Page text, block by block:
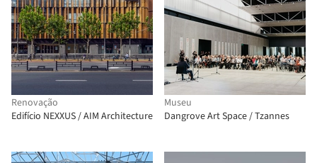
Renovação
Edifício NEXXUS / AIM Architecture
Museu
Dangrove Art Space / Tzannes